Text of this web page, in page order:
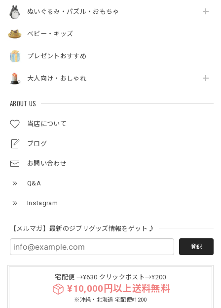
ぬいぐるみ・パズル・おもちゃ
ベビー・キッズ
プレゼントおすすめ
大人向け・おしゃれ
ABOUT US
当店について
ブログ
お問い合わせ
Q&A
Instagram
【メルマガ】最新のジブリグッズ情報をゲット♪
登録
宅配便 →¥630 クリックポスト→¥200
¥10,000円以上送料無料
※沖縄・北海道 宅配便¥1200